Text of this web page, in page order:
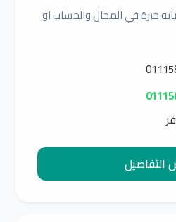
خبرة في المجال والحساب او
التفاصيل